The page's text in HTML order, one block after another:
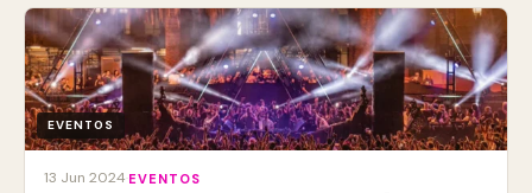
Accesos rápidos:🎪 Eventos🎤 Artistas📍 Locales📰 Magazine
EVENTOS
13 Jun 2024 EVENTOS